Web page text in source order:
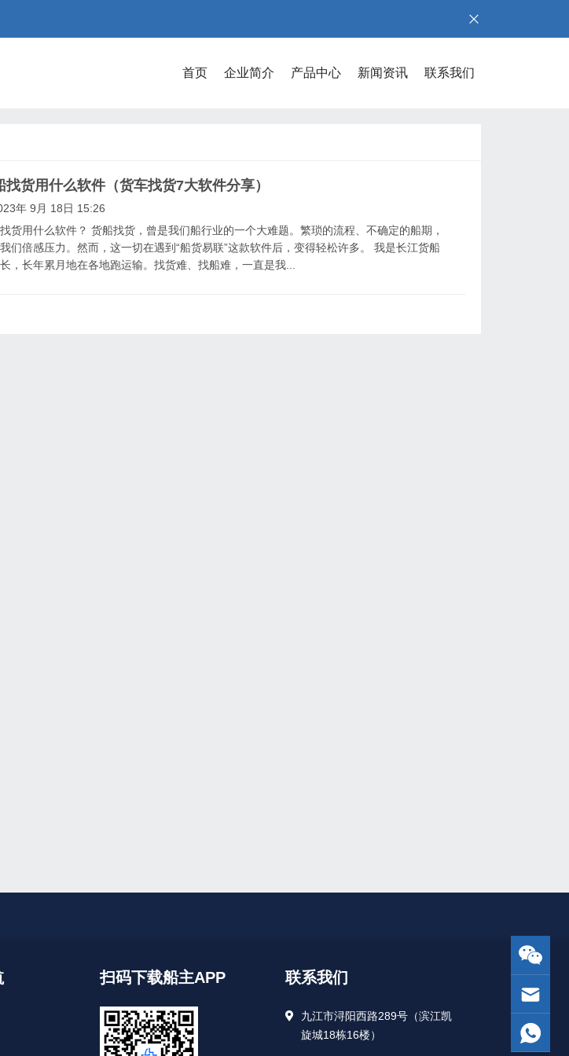
首页 企业简介 产品中心 新闻资讯 联系我们
找货用什么软件（货车找货7大软件分享）
年 9月 18日 15:26
货用什么软件？ 货船找货，曾是我们船行业的一个大难题。繁琐的流程、不确定的船期，
们倍感压力。然而，这一切在遇到“船货易联”这款软件后，变得轻松许多。 我是长江货船
，长年累月地在各地跑运输。找货难、找船难，一直是我...
扫码下载船主APP 联系我们
九江市浔阳西路289号（滨江凯
旋城18栋16楼）